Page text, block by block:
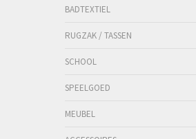
BADTEXTIEL
RUGZAK / TASSEN
SCHOOL
SPEELGOED
MEUBEL